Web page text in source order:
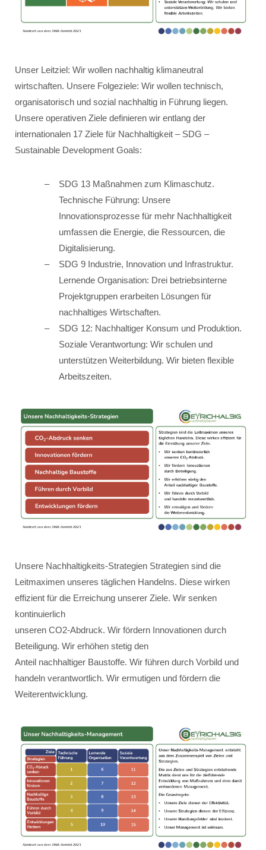
Unser Leitziel: Wir wollen nachhaltig klimaneutral
wirtschaften. Unsere Folgeziele: Wir wollen technisch,
organisatorisch und sozial nachhaltig in Führung liegen.
Unsere operativen Ziele definieren wir entlang der
internationalen 17 Ziele für Nachhaltigkeit – SDG –
Sustainable Development Goals:
SDG 13 Maßnahmen zum Klimaschutz.
Technische Führung: Unsere
Innovationsprozesse für mehr Nachhaltigkeit
umfassen die Energie, die Ressourcen, die
Digitalisierung.
SDG 9 Industrie, Innovation und Infrastruktur.
Lernende Organisation: Drei betriebsinterne
Projektgruppen erarbeiten Lösungen für
nachhaltiges Wirtschaften.
SDG 12: Nachhaltiger Konsum und Produktion.
Soziale Verantwortung: Wir schulen und
unterstützen Weiterbildung. Wir bieten flexible
Arbeitszeiten.
Unsere Nachhaltigkeits-Strategien Strategien sind die
Leitmaximen unseres täglichen Handelns. Diese wirken
effizient für die Erreichung unserer Ziele. Wir senken
kontinuierlich
unseren CO2-Abdruck. Wir fördern Innovationen durch
Beteiligung. Wir erhöhen stetig den
Anteil nachhaltiger Baustoffe. Wir führen durch Vorbild und
handeln verantwortlich. Wir ermutigen und fördern die
Weiterentwicklung.